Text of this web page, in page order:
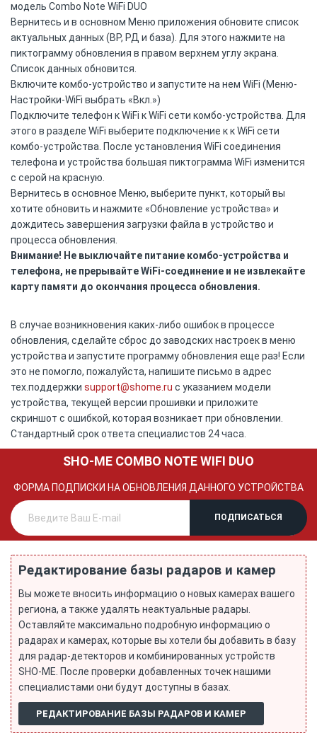
модель Combo Note WiFi DUO
Вернитесь и в основном Меню приложения обновите список
актуальных данных (ВР, РД и база). Для этого нажмите на
пиктограмму обновления в правом верхнем углу экрана.
Список данных обновится.
Включите комбо-устройство и запустите на нем WiFi (Меню-
Настройки-WiFi выбрать «Вкл.»)
Подключите телефон к WiFi к WiFi сети комбо-устройства. Для
этого в разделе WiFi выберите подключение к к WiFi сети
комбо-устройства. После установления WiFi соединения
телефона и устройства большая пиктограмма WiFi изменится
с серой на красную.
Вернитесь в основное Меню, выберите пункт, который вы
хотите обновить и нажмите «Обновление устройства» и
дождитесь завершения загрузки файла в устройство и
процесса обновления.
Внимание! Не выключайте питание комбо-устройства и
телефона, не прерывайте WiFi-соединение и не извлекайте
карту памяти до окончания процесса обновления.
В случае возникновения каких-либо ошибок в процессе
обновления, сделайте сброс до заводских настроек в меню
устройства и запустите программу обновления еще раз! Если
это не помогло, пожалуйста, напишите письмо в адрес
тех.поддержки support@shome.ru c указанием модели
устройства, текущей версии прошивки и приложите
скриншот с ошибкой, которая возникает при обновлении.
Стандартный срок ответа специалистов 24 часа.
SHO-ME COMBO NOTE WIFI DUO
ФОРМА ПОДПИСКИ НА ОБНОВЛЕНИЯ ДАННОГО УСТРОЙСТВА
Редактирование базы радаров и камер
Вы можете вносить информацию о новых камерах вашего
региона, а также удалять неактуальные радары.
Оставляйте максимально подробную информацию о
радарах и камерах, которые вы хотели бы добавить в базу
для радар-детекторов и комбинированных устройств
SHO-ME. После проверки добавленных точек нашими
специалистами они будут доступны в базах.
РЕДАКТИРОВАНИЕ БАЗЫ РАДАРОВ И КАМЕР